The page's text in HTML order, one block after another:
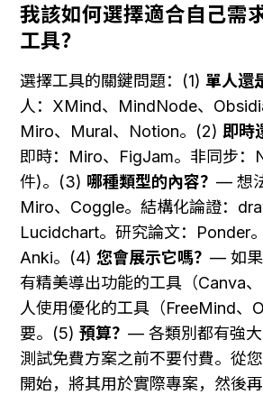
我該如何選擇適合自己需
工具？
選擇工具的關鍵問題：(1) 單人還
人：XMind、MindNode、
Miro、Mural、Notion。(2) 即時
即時：Miro、FigJam。非同步：
件)。(3) 哪種類型的內容？ — 想
Miro、Coggle。結構化論證：
Lucidchart。研究論文：Ponder
Anki。(4) 您會展示它嗎？ — 如果
有精美導出功能的工具（Canva
人使用優化的工具（FreeMind、
要。(5) 預算？ — 各類別都有強
測試免費方案之前不要付費。從
開始，將其用於實際專案，然後